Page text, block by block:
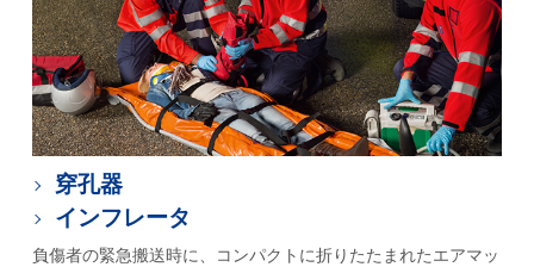
穿孔器
インフレータ
負傷者の緊急搬送時に、コンパクトに折りたたまれたエアマッ